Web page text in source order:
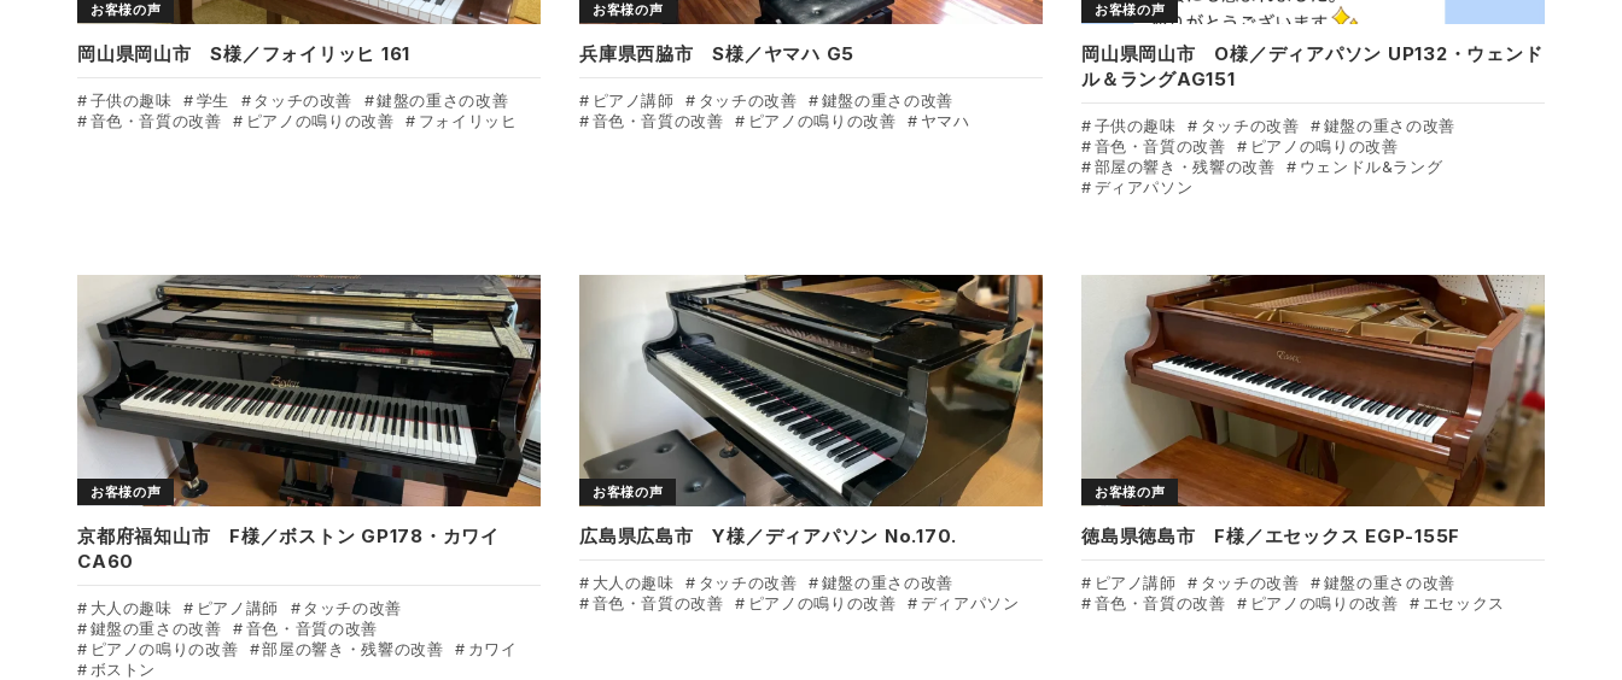
お客様の声
岡山県岡山市 S様／フォイリッヒ 161
子供の趣味 学生 タッチの改善
鍵盤の重さの改善
音色・音質の改善
ピアノの鳴りの改善 フォイリッヒ
お客様の声
兵庫県西脇市 S様／ヤマハ G5
ピアノ講師 タッチの改善
鍵盤の重さの改善
音色・音質の改善
ピアノの鳴りの改善 ヤマハ
お客様の声
岡山県岡山市 O様／ディアパソン UP132・ウェンド
ル＆ラングAG151
子供の趣味 タッチの改善
鍵盤の重さの改善
音色・音質の改善
ピアノの鳴りの改善
部屋の響き・残響の改善
ウェンドル&ラング
ディアパソン
お客様の声
京都府福知山市 F様／ボストン GP178・カワイ
CA60
大人の趣味 ピアノ講師
タッチの改善
鍵盤の重さの改善
音色・音質の改善
ピアノの鳴りの改善
部屋の響き・残響の改善
カワイ
ボストン
お客様の声
広島県広島市 Y様／ディアパソン No.170.
大人の趣味 タッチの改善
鍵盤の重さの改善
音色・音質の改善
ピアノの鳴りの改善 ディアパソン
お客様の声
徳島県徳島市 F様／エセックス EGP-155F
ピアノ講師 タッチの改善
鍵盤の重さの改善
音色・音質の改善
ピアノの鳴りの改善 エセックス